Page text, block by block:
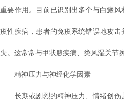
重要作用。目前已识别出多个与白癜
疫性疾病，患者的免疫系统错误地攻
失。这常常与甲状腺疾病、类风湿关节
精神压力与神经化学因素
长期或剧烈的精神压力、情绪创伤